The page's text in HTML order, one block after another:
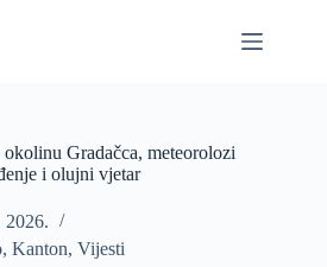
Gradačca, meteorolozi
i olujni vjetar
2026.
, Kanton, Vijesti